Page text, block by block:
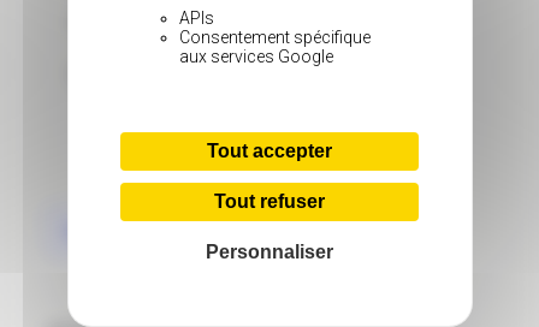
APIs
Consentement spécifique
aux services Google
Tout accepter
Tout refuser
Personnaliser
Renseignements et réservations :
http://www.mecaniqueshow.fr/